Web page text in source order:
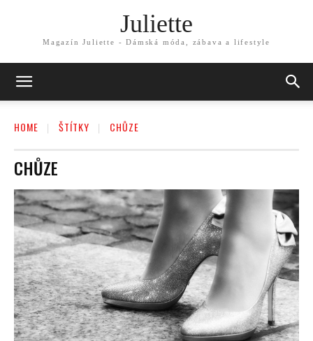
Juliette
Magazín Juliette - Dámská móda, zábava a lifestyle
HOME ŠTÍTKY CHŮZE
CHŮZE